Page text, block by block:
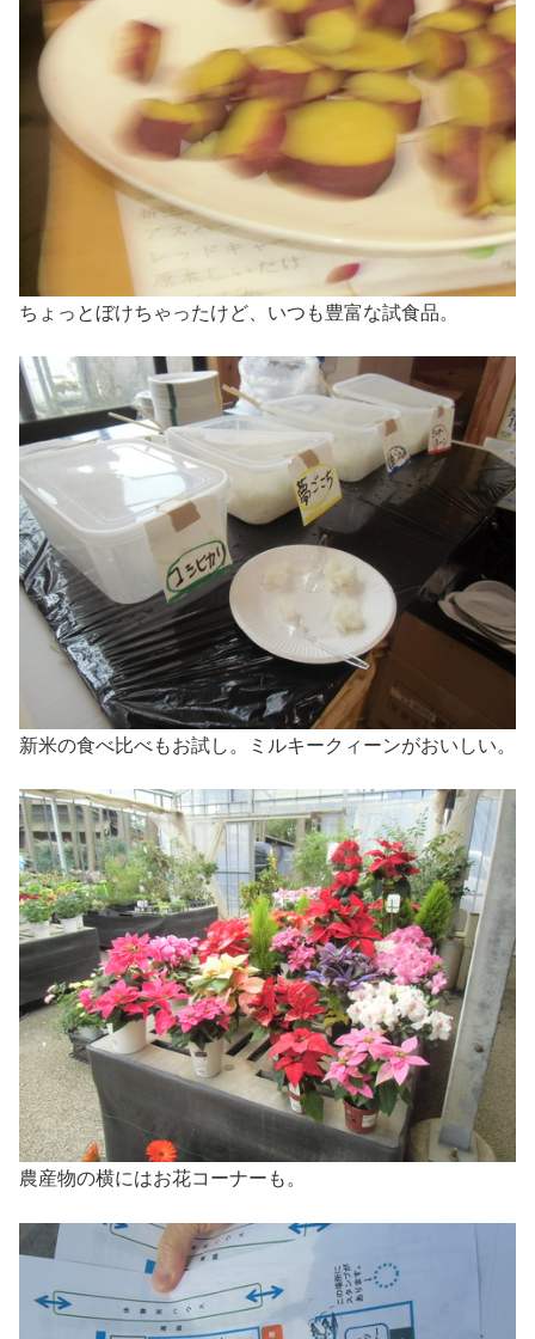
ちょっとぼけちゃったけど、いつも豊富な試食品。
新米の食べ比べもお試し。ミルキークィーンがおいしい。
農産物の横にはお花コーナーも。